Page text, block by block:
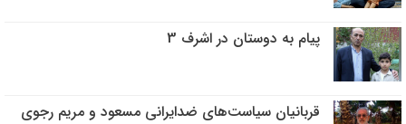
پیام به دوستان در اشرف 3
قربانیان سیاست‌های ضدایرانی مسعود و مریم رجوی